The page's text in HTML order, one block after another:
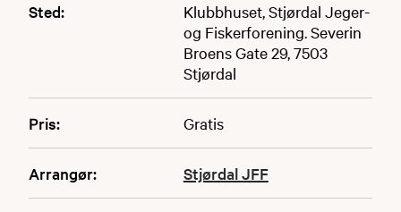
Sted:
Klubbhuset, Stjørdal Jeger-
og Fiskerforening. Severin
Broens Gate 29, 7503
Stjørdal
Pris: Gratis
Arrangør: Stjørdal JFF